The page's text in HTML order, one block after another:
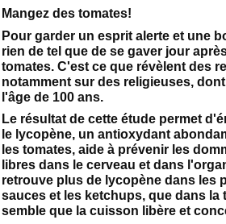
Mangez des tomates!
Pour garder un esprit alerte et une
rien de tel que de se gaver jour
tomates. C'est ce que révèlent des
notamment sur des religieuses,
l'âge de 100 ans.
Le résultat de cette étude permet
le lycopène, un antioxydant
les tomates, aide à prévenir les
libres dans le cerveau et dans
retrouve plus de lycopène dans les
sauces et les ketchups, que dans la
semble que la cuisson libère et